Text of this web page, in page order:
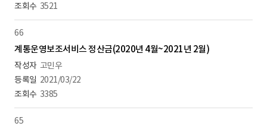
3521
66
계통운영보조서비스 정산금(2020년 4월~2021년 2월)
고민우
2021/03/22
3385
65